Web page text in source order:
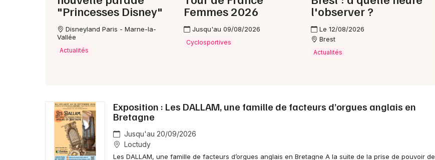
"Princesses Disney"
Disneyland Paris - Marne-la-
Vallée
Actualités
Femmes 2026
Jusqu'au 09/08/2026
Cyclosportives
l'observer ?
Le 12/08/2026
Brest
Actualités
Exposition : Les DALLAM, une famille de facteurs d’orgues anglais en
Bretagne
Jusqu'au 20/09/2026
Loctudy
Les DALLAM, une famille de facteurs d’orgues anglais en Bretagne A la suite de la prise de pouvoir de